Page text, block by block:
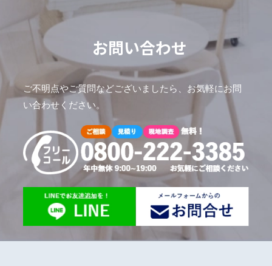
お問い合わせ
ご不明点やご質問などございましたら、お気軽にお問
い合わせください。